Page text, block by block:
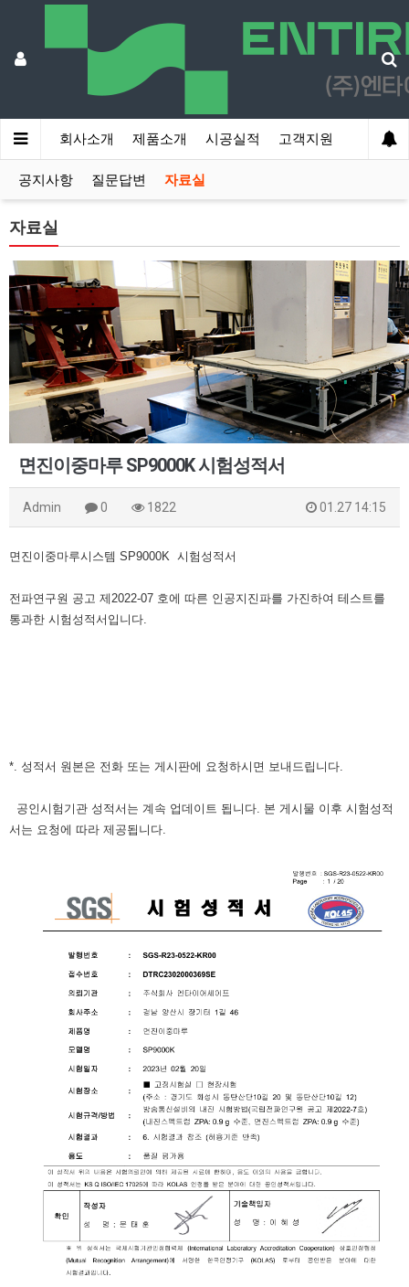
회사소개 제품소개 시공실적 고객지원
공지사항 질문답변 자료실
자료실
면진이중마루 SP9000K 시험성적서
Admin 0 1822 01.27 14:15
면진이중마루시스템 SP9000K 시험성적서
전파연구원 공고 제2022-07 호에 따른 인공지진파를 가진하여 테스트를
통과한 시험성적서입니다.
*. 성적서 원본은 전화 또는 게시판에 요청하시면 보내드립니다.
공인시험기관 성적서는 계속 업데이트 됩니다. 본 게시물 이후 시험성적
서는 요청에 따라 제공됩니다.